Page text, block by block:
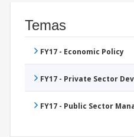
Temas
FY17 - Economic Policy
FY17 - Private Sector
FY17 - Public Sector